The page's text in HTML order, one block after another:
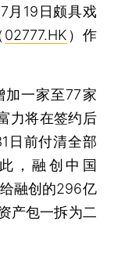
月19日颇具戏
02777.HK ）作
一家至77家
力将在签约后
日前付清全部
，融创中国
融创的296亿
产包一拆为二